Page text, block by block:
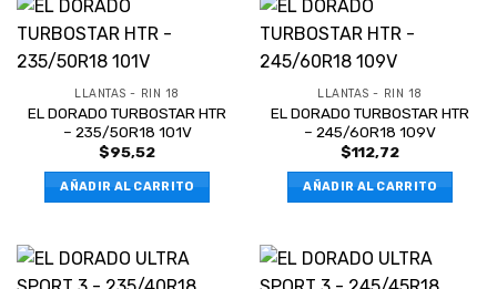
LLANTAS - RIN 18
EL DORADO TURBOSTAR HTR
– 235/50R18 101V
$95,52
AÑADIR AL CARRITO
LLANTAS - RIN 18
EL DORADO TURBOSTAR HTR
– 245/60R18 109V
$112,72
AÑADIR AL CARRITO